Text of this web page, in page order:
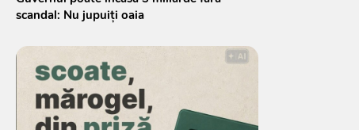
scandal: Nu jupuiți oaia